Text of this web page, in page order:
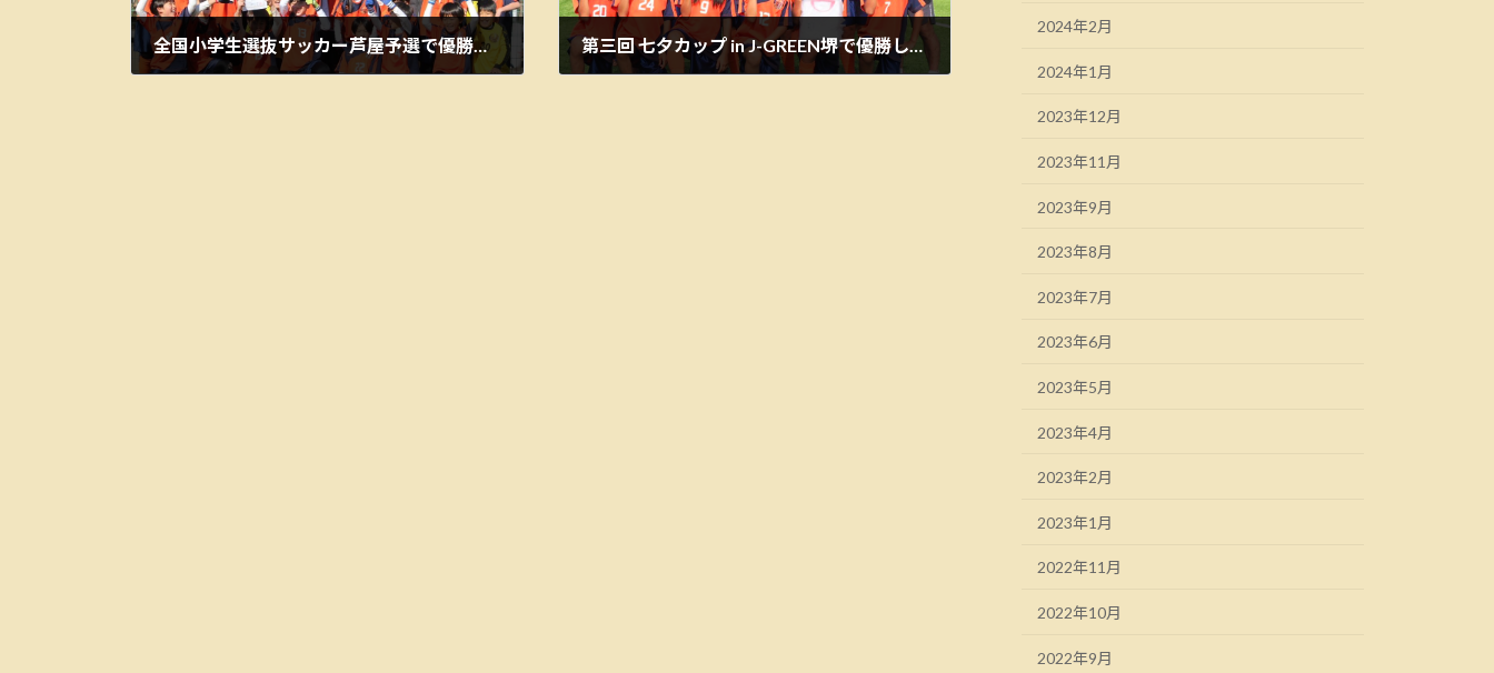
全国小学生選抜サッカー芦屋予選で優勝しました 第三回 七夕カップ in J-GREEN堺で優勝しました
2024年2月
2024年1月
2023年12月
2023年11月
2023年9月
2023年8月
2023年7月
2023年6月
2023年5月
2023年4月
2023年2月
2023年1月
2022年11月
2022年10月
2022年9月